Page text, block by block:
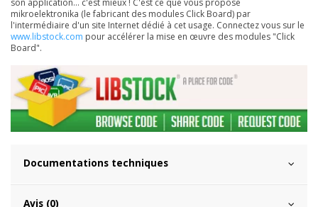
son application... c'est mieux ! C'est ce que vous propose
mikroelektronika (le fabricant des modules Click Board) par
l'intermédiaire d'un site Internet dédié à cet usage. Connectez vous sur le
www.libstock.com pour accélérer la mise en œuvre des modules "Click
Board".
Documentations techniques
Avis (0)